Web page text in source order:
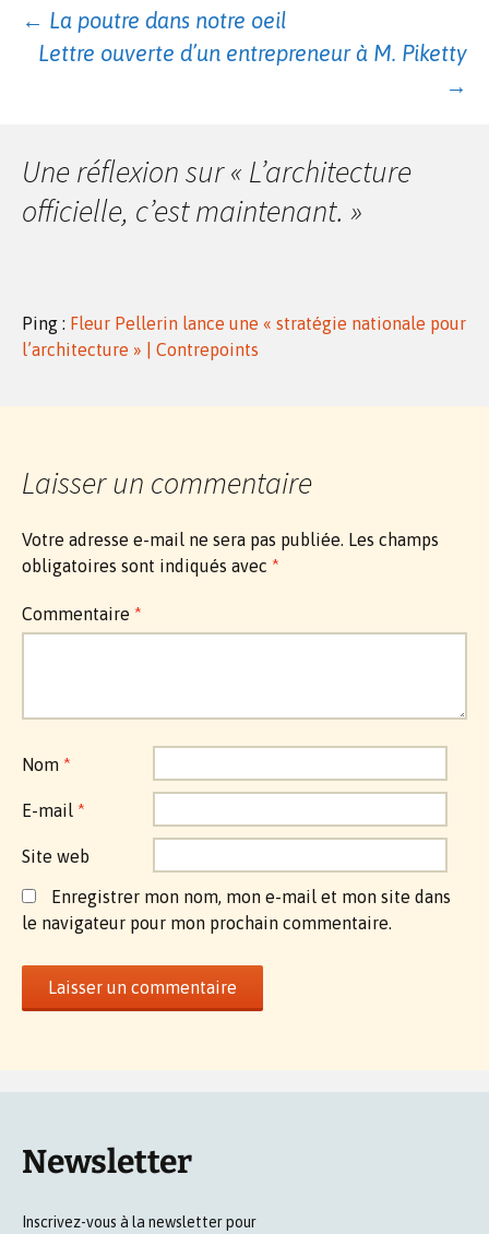
Navigation
articles
← La poutre dans notre oeil
Lettre ouverte d’un entrepreneur à M. Piketty
→
Une réflexion sur « L’architecture
officielle, c’est maintenant. »
Ping : Fleur Pellerin lance une « stratégie nationale pour
l’architecture » | Contrepoints
Laisser un commentaire
Votre adresse e-mail ne sera pas publiée. Les champs
obligatoires sont indiqués avec *
Commentaire *
Nom *
E-mail *
Site web
Enregistrer mon nom, mon e-mail et mon site dans
le navigateur pour mon prochain commentaire.
Newsletter
Inscrivez-vous à la newsletter pour